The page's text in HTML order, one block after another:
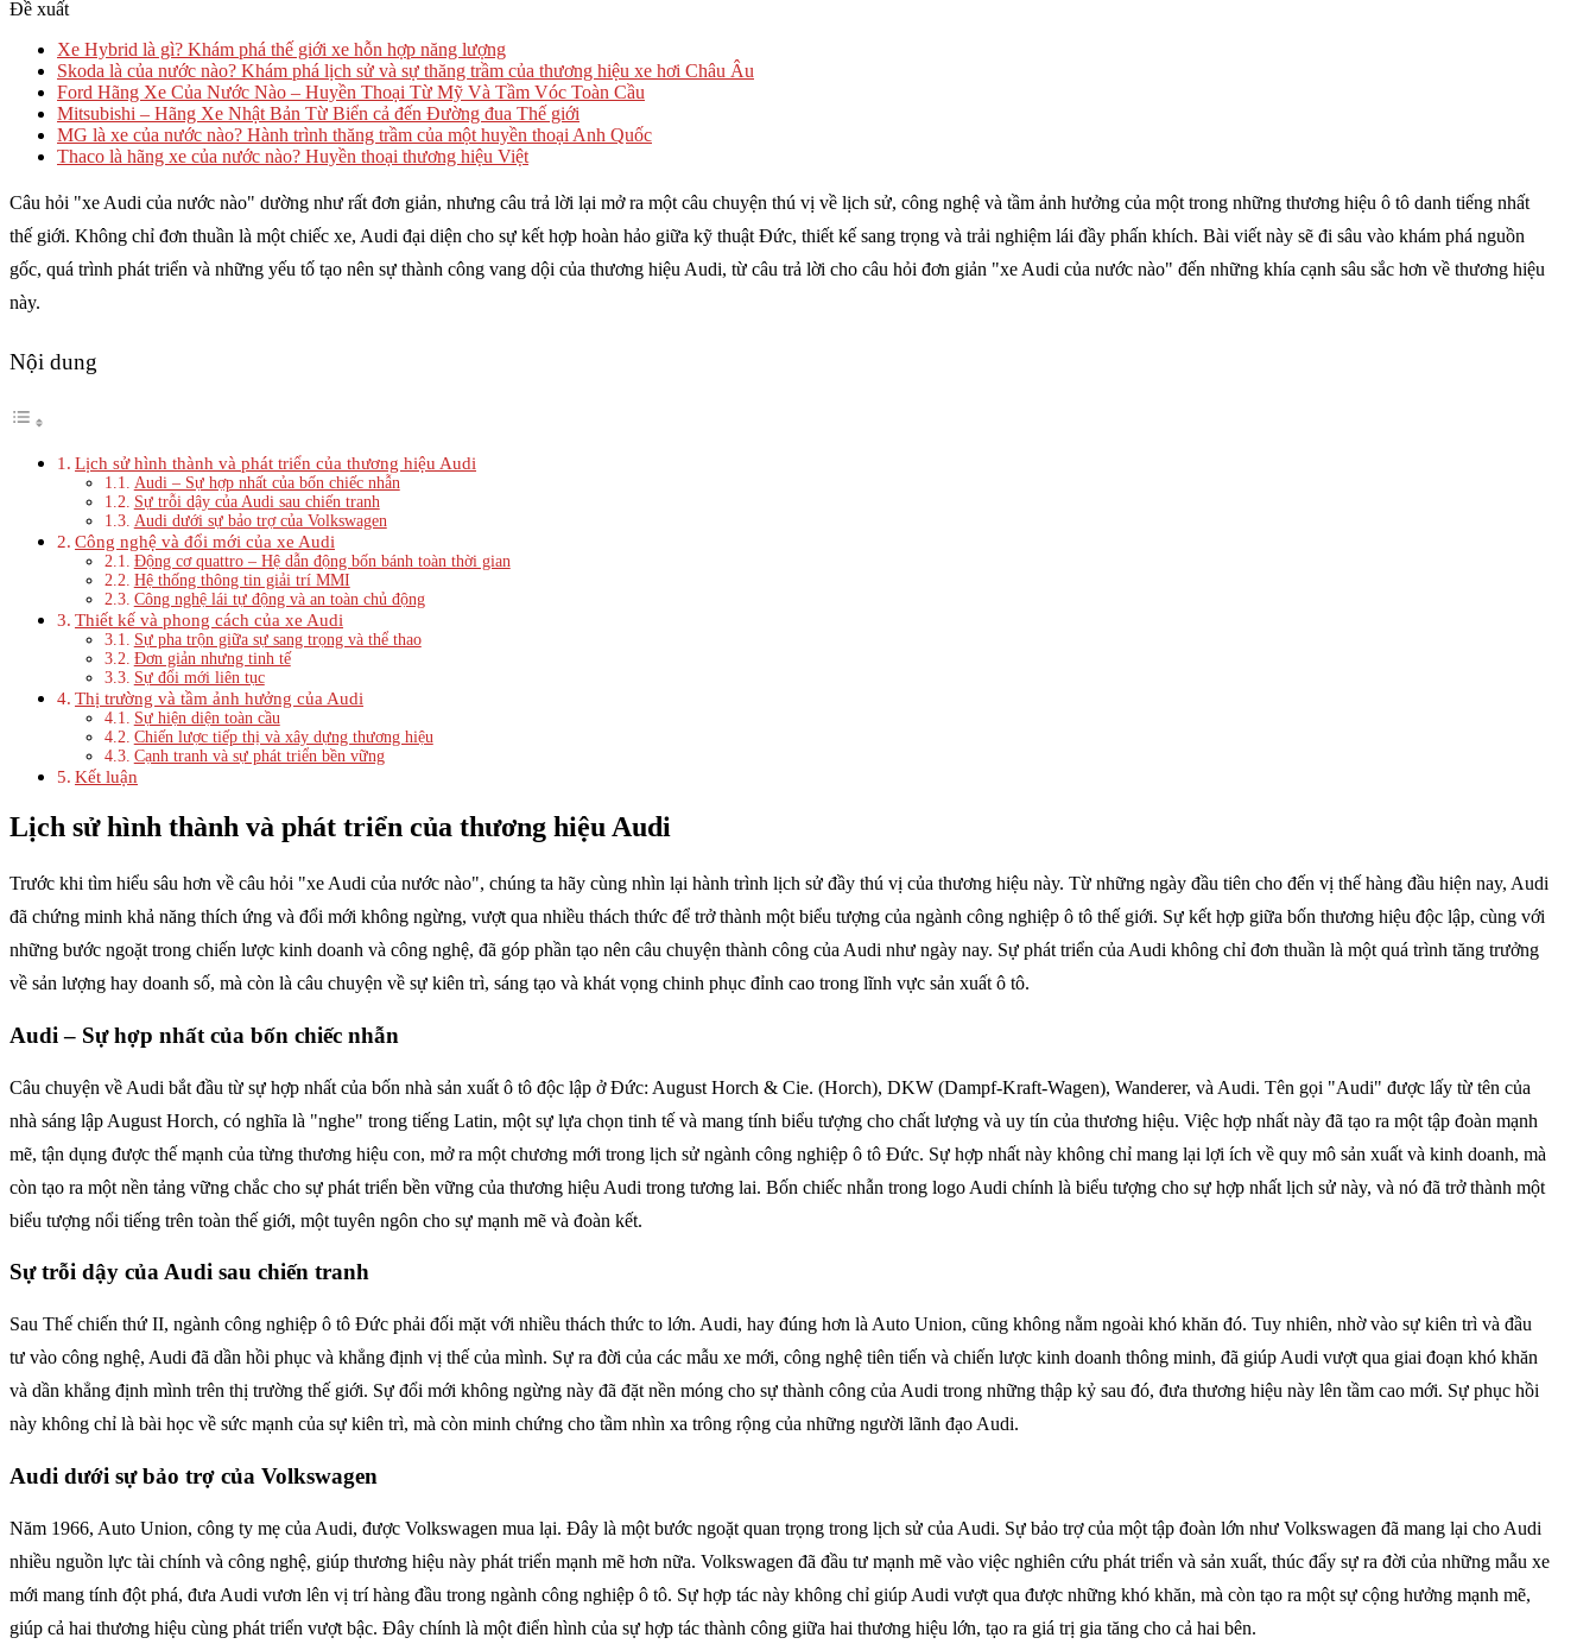
Đề xuất
Xe Hybrid là gì? Khám phá thế giới xe hỗn hợp năng lượng
Skoda là của nước nào? Khám phá lịch sử và sự thăng trầm của thương hiệu xe hơi Châu Âu
Ford Hãng Xe Của Nước Nào – Huyền Thoại Từ Mỹ Và Tầm Vóc Toàn Cầu
Mitsubishi – Hãng Xe Nhật Bản Từ Biển cả đến Đường đua Thế giới
MG là xe của nước nào? Hành trình thăng trầm của một huyền thoại Anh Quốc
Thaco là hãng xe của nước nào? Huyền thoại thương hiệu Việt
Câu hỏi "xe Audi của nước nào" dường như rất đơn giản, nhưng câu trả lời lại mở ra một câu chuyện thú vị về lịch sử, công nghệ và tầm ảnh hưởng của một trong những thương hiệu ô tô danh tiếng nhất
thế giới. Không chỉ đơn thuần là một chiếc xe, Audi đại diện cho sự kết hợp hoàn hảo giữa kỹ thuật Đức, thiết kế sang trọng và trải nghiệm lái đầy phấn khích. Bài viết này sẽ đi sâu vào khám phá nguồn
gốc, quá trình phát triển và những yếu tố tạo nên sự thành công vang dội của thương hiệu Audi, từ câu trả lời cho câu hỏi đơn giản "xe Audi của nước nào" đến những khía cạnh sâu sắc hơn về thương hiệu
này.
Nội dung
Lịch sử hình thành và phát triển của thương hiệu Audi
Audi – Sự hợp nhất của bốn chiếc nhẫn
Sự trỗi dậy của Audi sau chiến tranh
Audi dưới sự bảo trợ của Volkswagen
Công nghệ và đổi mới của xe Audi
Động cơ quattro – Hệ dẫn động bốn bánh toàn thời gian
Hệ thống thông tin giải trí MMI
Công nghệ lái tự động và an toàn chủ động
Thiết kế và phong cách của xe Audi
Sự pha trộn giữa sự sang trọng và thể thao
Đơn giản nhưng tinh tế
Sự đổi mới liên tục
Thị trường và tầm ảnh hưởng của Audi
Sự hiện diện toàn cầu
Chiến lược tiếp thị và xây dựng thương hiệu
Cạnh tranh và sự phát triển bền vững
Kết luận
Lịch sử hình thành và phát triển của thương hiệu Audi
Trước khi tìm hiểu sâu hơn về câu hỏi "xe Audi của nước nào", chúng ta hãy cùng nhìn lại hành trình lịch sử đầy thú vị của thương hiệu này. Từ những ngày đầu tiên cho đến vị thế hàng đầu hiện nay, Audi
đã chứng minh khả năng thích ứng và đổi mới không ngừng, vượt qua nhiều thách thức để trở thành một biểu tượng của ngành công nghiệp ô tô thế giới. Sự kết hợp giữa bốn thương hiệu độc lập, cùng với
những bước ngoặt trong chiến lược kinh doanh và công nghệ, đã góp phần tạo nên câu chuyện thành công của Audi như ngày nay. Sự phát triển của Audi không chỉ đơn thuần là một quá trình tăng trưởng
về sản lượng hay doanh số, mà còn là câu chuyện về sự kiên trì, sáng tạo và khát vọng chinh phục đỉnh cao trong lĩnh vực sản xuất ô tô.
Audi – Sự hợp nhất của bốn chiếc nhẫn
Câu chuyện về Audi bắt đầu từ sự hợp nhất của bốn nhà sản xuất ô tô độc lập ở Đức: August Horch & Cie. (Horch), DKW (Dampf-Kraft-Wagen), Wanderer, và Audi. Tên gọi "Audi" được lấy từ tên của
nhà sáng lập August Horch, có nghĩa là "nghe" trong tiếng Latin, một sự lựa chọn tinh tế và mang tính biểu tượng cho chất lượng và uy tín của thương hiệu. Việc hợp nhất này đã tạo ra một tập đoàn mạnh
mẽ, tận dụng được thế mạnh của từng thương hiệu con, mở ra một chương mới trong lịch sử ngành công nghiệp ô tô Đức. Sự hợp nhất này không chỉ mang lại lợi ích về quy mô sản xuất và kinh doanh, mà
còn tạo ra một nền tảng vững chắc cho sự phát triển bền vững của thương hiệu Audi trong tương lai. Bốn chiếc nhẫn trong logo Audi chính là biểu tượng cho sự hợp nhất lịch sử này, và nó đã trở thành một
biểu tượng nổi tiếng trên toàn thế giới, một tuyên ngôn cho sự mạnh mẽ và đoàn kết.
Sự trỗi dậy của Audi sau chiến tranh
Sau Thế chiến thứ II, ngành công nghiệp ô tô Đức phải đối mặt với nhiều thách thức to lớn. Audi, hay đúng hơn là Auto Union, cũng không nằm ngoài khó khăn đó. Tuy nhiên, nhờ vào sự kiên trì và đầu
tư vào công nghệ, Audi đã dần hồi phục và khẳng định vị thế của mình. Sự ra đời của các mẫu xe mới, công nghệ tiên tiến và chiến lược kinh doanh thông minh, đã giúp Audi vượt qua giai đoạn khó khăn
và dần khẳng định mình trên thị trường thế giới. Sự đổi mới không ngừng này đã đặt nền móng cho sự thành công của Audi trong những thập kỷ sau đó, đưa thương hiệu này lên tầm cao mới. Sự phục hồi
này không chỉ là bài học về sức mạnh của sự kiên trì, mà còn minh chứng cho tầm nhìn xa trông rộng của những người lãnh đạo Audi.
Audi dưới sự bảo trợ của Volkswagen
Năm 1966, Auto Union, công ty mẹ của Audi, được Volkswagen mua lại. Đây là một bước ngoặt quan trọng trong lịch sử của Audi. Sự bảo trợ của một tập đoàn lớn như Volkswagen đã mang lại cho Audi
nhiều nguồn lực tài chính và công nghệ, giúp thương hiệu này phát triển mạnh mẽ hơn nữa. Volkswagen đã đầu tư mạnh mẽ vào việc nghiên cứu phát triển và sản xuất, thúc đẩy sự ra đời của những mẫu xe
mới mang tính đột phá, đưa Audi vươn lên vị trí hàng đầu trong ngành công nghiệp ô tô. Sự hợp tác này không chỉ giúp Audi vượt qua được những khó khăn, mà còn tạo ra một sự cộng hưởng mạnh mẽ,
giúp cả hai thương hiệu cùng phát triển vượt bậc. Đây chính là một điển hình của sự hợp tác thành công giữa hai thương hiệu lớn, tạo ra giá trị gia tăng cho cả hai bên.